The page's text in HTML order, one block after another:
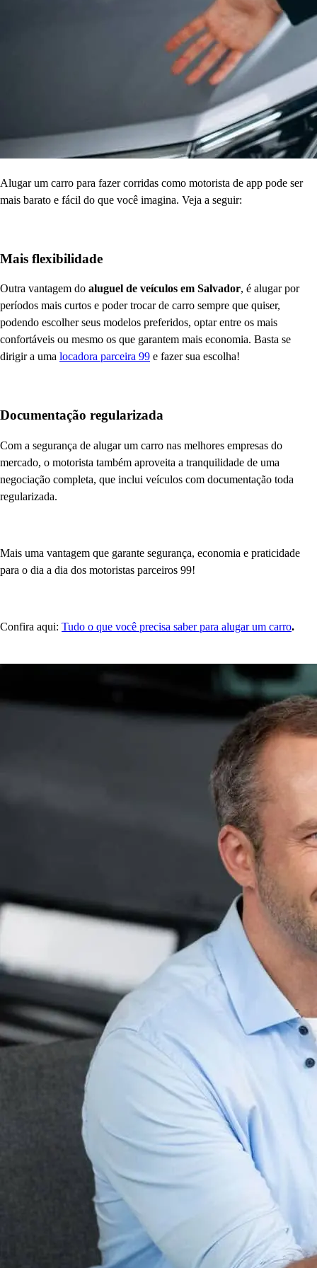
Alugar um carro para fazer corridas como motorista de app pode ser
mais barato e fácil do que você imagina. Veja a seguir:
Mais flexibilidade
Outra vantagem do aluguel de veículos em Salvador, é alugar por
períodos mais curtos e poder trocar de carro sempre que quiser,
podendo escolher seus modelos preferidos, optar entre os mais
confortáveis ou mesmo os que garantem mais economia. Basta se
dirigir a uma locadora parceira 99 e fazer sua escolha!
Documentação regularizada
Com a segurança de alugar um carro nas melhores empresas do
mercado, o motorista também aproveita a tranquilidade de uma
negociação completa, que inclui veículos com documentação toda
regularizada.
Mais uma vantagem que garante segurança, economia e praticidade
para o dia a dia dos motoristas parceiros 99!
Confira aqui: Tudo o que você precisa saber para alugar um carro.